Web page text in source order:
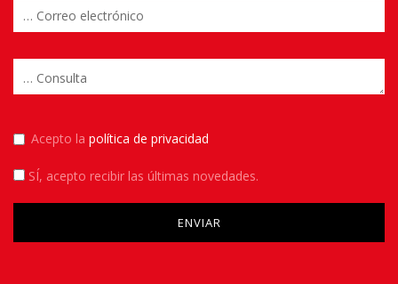
Acepto la política de privacidad
SÍ, acepto recibir las últimas novedades.
Please leave this field empty.